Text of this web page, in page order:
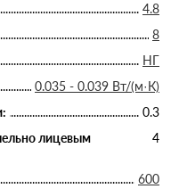
4.8
8
НГ
0.035 - 0.039 Вт/(м·К)
0.3
лицевым
4
600